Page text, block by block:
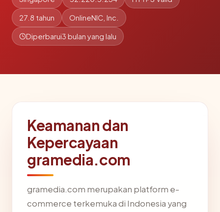
27.8 tahun OnlineNIC, Inc.
Diperbarui3 bulan yang lalu
Keamanan dan
Kepercayaan
gramedia.com
gramedia.com merupakan platform e-
commerce terkemuka di Indonesia yang